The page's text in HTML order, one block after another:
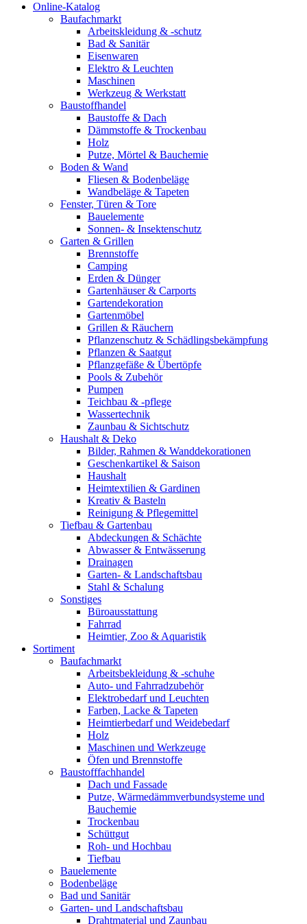
Online-Katalog
Baufachmarkt
Arbeitskleidung & -schutz
Bad & Sanitär
Eisenwaren
Elektro & Leuchten
Maschinen
Werkzeug & Werkstatt
Baustoffhandel
Baustoffe & Dach
Dämmstoffe & Trockenbau
Holz
Putze, Mörtel & Bauchemie
Boden & Wand
Fliesen & Bodenbeläge
Wandbeläge & Tapeten
Fenster, Türen & Tore
Bauelemente
Sonnen- & Insektenschutz
Garten & Grillen
Brennstoffe
Camping
Erden & Dünger
Gartenhäuser & Carports
Gartendekoration
Gartenmöbel
Grillen & Räuchern
Pflanzenschutz & Schädlingsbekämpfung
Pflanzen & Saatgut
Pflanzgefäße & Übertöpfe
Pools & Zubehör
Pumpen
Teichbau & -pflege
Wassertechnik
Zaunbau & Sichtschutz
Haushalt & Deko
Bilder, Rahmen & Wanddekorationen
Geschenkartikel & Saison
Haushalt
Heimtextilien & Gardinen
Kreativ & Basteln
Reinigung & Pflegemittel
Tiefbau & Gartenbau
Abdeckungen & Schächte
Abwasser & Entwässerung
Drainagen
Garten- & Landschaftsbau
Stahl & Schalung
Sonstiges
Büroausstattung
Fahrrad
Heimtier, Zoo & Aquaristik
Sortiment
Baufachmarkt
Arbeitsbekleidung & -schuhe
Auto- und Fahrradzubehör
Elektrobedarf und Leuchten
Farben, Lacke & Tapeten
Heimtierbedarf und Weidebedarf
Holz
Maschinen und Werkzeuge
Öfen und Brennstoffe
Baustofffachhandel
Dach und Fassade
Putze, Wärmedämmverbundsysteme und
Bauchemie
Trockenbau
Schüttgut
Roh- und Hochbau
Tiefbau
Bauelemente
Bodenbeläge
Bad und Sanitär
Garten- und Landschaftsbau
Drahtmaterial und Zaunbau